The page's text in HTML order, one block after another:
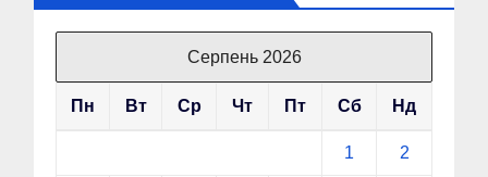
Серпень 2026
Пн Вт Ср Чт Пт Сб Нд
1 2